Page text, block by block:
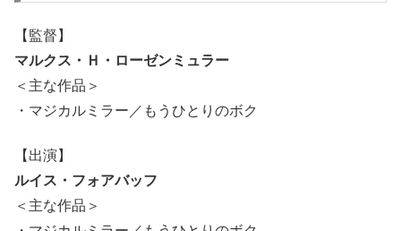
【監督】
マルクス・Ｈ・ローゼンミュラー
＜主な作品＞
・マジカルミラー／もうひとりのボク
【出演】
ルイス・フォアバッフ
＜主な作品＞